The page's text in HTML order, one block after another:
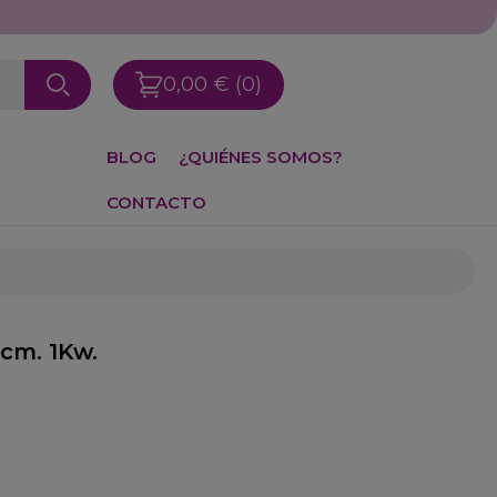
0,00 € (0)
BLOG ¿QUIÉNES SOMOS?
CONTACTO
1Kw.